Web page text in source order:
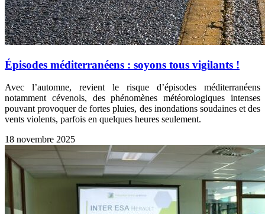
Épisodes méditerranéens : soyons tous vigilants !
Avec l’automne, revient le risque d’épisodes méditerranéens
notamment cévenols, des phénomènes météorologiques intenses
pouvant provoquer de fortes pluies, des inondations soudaines et des
vents violents, parfois en quelques heures seulement.
18 novembre 2025